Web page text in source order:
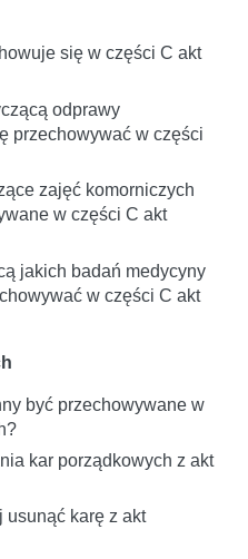
się w części C akt
odprawy
przechowywać w części
zajęć komorniczych
w części C akt
jakich badań medycyny
w części C akt
być przechowywane w
kar porządkowych z akt
usunąć karę z akt